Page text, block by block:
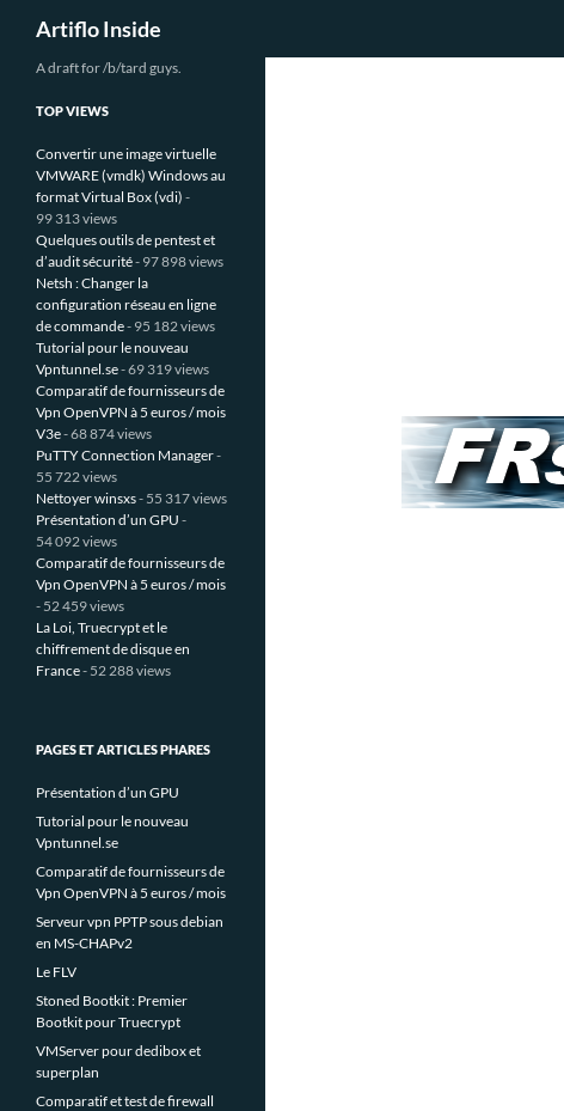
Aller
Artiflo Inside
A draft for /b/tard guys.
TOP VIEWS
Convertir une image virtuelle
VMWARE (vmdk) Windows au
format Virtual Box (vdi) -
99 313 views
Quelques outils de pentest et
d’audit sécurité- 97 898 views
Netsh : Changer la
configuration réseau en ligne
de commande- 95 182 views
Tutorial pour le nouveau
Vpntunnel.se- 69 319 views
Comparatif de fournisseurs de
Vpn OpenVPN à 5 euros / mois
V3e- 68 874 views
PuTTY Connection Manager-
55 722 views
Nettoyer winsxs- 55 317 views
Présentation d’un GPU -
54 092 views
Comparatif de fournisseurs de
Vpn OpenVPN à 5 euros / mois
- 52 459 views
La Loi, Truecrypt et le
chiffrement de disque en
France- 52 288 views
PAGES ET ARTICLES PHARES
Présentation d’un GPU
Tutorial pour le nouveau
Vpntunnel.se
Comparatif de fournisseurs de
Vpn OpenVPN à 5 euros / mois
Serveur vpn PPTP sous debian
en MS-CHAPv2
Le FLV
Stoned Bootkit : Premier
Bootkit pour Truecrypt
VMServer pour dedibox et
superplan
Comparatif et test de firewall